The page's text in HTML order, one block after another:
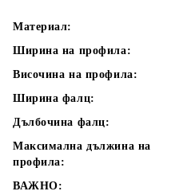
Материал:
Ширина на профила:
Височина на профила:
Ширина фалц:
Дълбочина фалц:
Максимална дължина на
профила:
ВАЖНО: